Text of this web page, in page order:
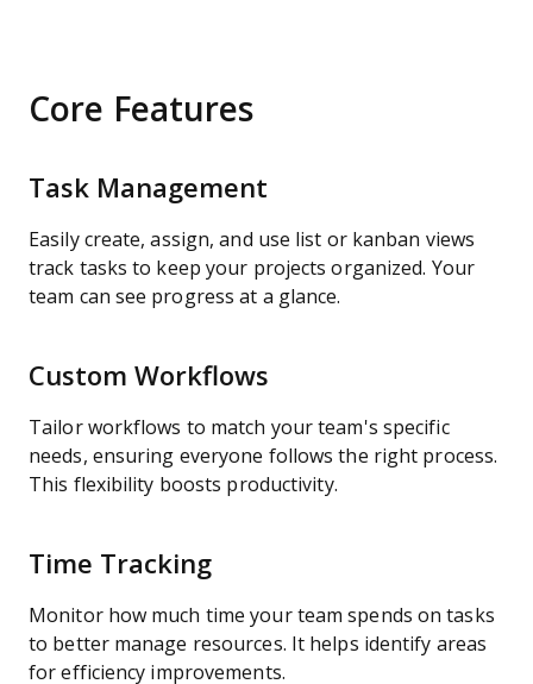
Core Features
Task Management
Easily create, assign, and use list or kanban views
track tasks to keep your projects organized. Your
team can see progress at a glance.
Custom Workflows
Tailor workflows to match your team's specific
needs, ensuring everyone follows the right process.
This flexibility boosts productivity.
Time Tracking
Monitor how much time your team spends on tasks
to better manage resources. It helps identify areas
for efficiency improvements.